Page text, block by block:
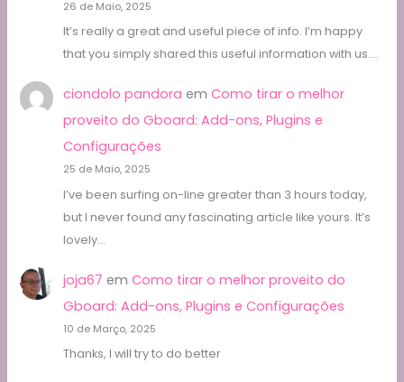
26 de Maio, 2025
It’s really a great and useful piece of info. I’m happy
that you simply shared this useful information with us.…
ciondolo pandora em Como tirar o melhor
proveito do Gboard: Add-ons, Plugins e
Configurações
25 de Maio, 2025
I’ve been surfing on-line greater than 3 hours today,
but I never found any fascinating article like yours. It’s
lovely…
joja67 em Como tirar o melhor proveito do
Gboard: Add-ons, Plugins e Configurações
10 de Março, 2025
Thanks, I will try to do better